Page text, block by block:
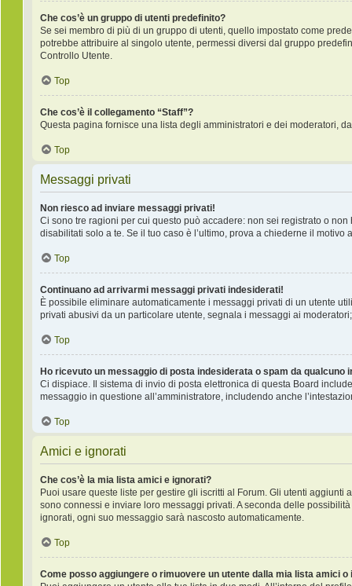
Che cos’è un gruppo di utenti predefinito?
Se sei membro di più di un gruppo di utenti, quello impostato come
potrebbe attribuire al singolo utente, permessi diversi dal gruppo
Controllo Utente.
Top
Che cos’è il collegamento “Staff”?
Questa pagina fornisce una lista degli amministratori e dei moderatori,
Top
Messaggi privati
Non riesco ad inviare messaggi privati!
Ci sono tre ragioni per cui questo può accadere: non sei registrato o
disabilitati solo a te. Se il tuo caso è l’ultimo, prova a chiederne il motivo
Top
Continuano ad arrivarmi messaggi privati indesiderati!
È possibile eliminare automaticamente i messaggi privati ​​di un utente
privati ​​abusivi da un particolare utente, segnala i messaggi ai
Top
Ho ricevuto un messaggio di posta indesiderata o spam da qualcuno
Ci dispiace. Il sistema di invio di posta elettronica di questa Board
messaggio in questione all’amministratore, includendo anche
Top
Amici e ignorati
Che cos’è la mia lista amici e ignorati?
Puoi usare queste liste per gestire gli iscritti al Forum. Gli utenti
sono connessi e inviare loro messaggi privati. A seconda delle
ignorati, ogni suo messaggio sarà nascosto automaticamente.
Top
Come posso aggiungere o rimuovere un utente dalla mia lista amici o